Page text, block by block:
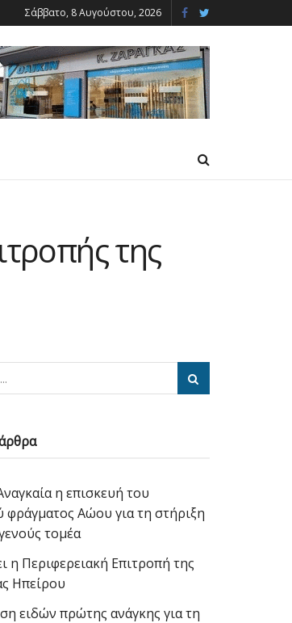
Σάββατο, 8 Αυγούστου, 2026
της
η επισκευή του
φράγματος Αώου για τη στήριξη
τομέα
η Περιφερειακή Επιτροπή της
Ηπείρου
ειδών πρώτης ανάγκης για τη